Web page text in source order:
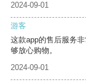
2024-09-01
游客
这款app的售后服务
够放心购物。
2024-09-01